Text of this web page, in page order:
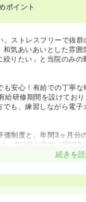
ポイント
ストレスフリーで抜
和気あいあいとした雰
絞りたい」と当院のみ
安心！有給での丁寧
給研修期間を設けてお
でも、練習しながら電
価制度と、年間3ヶ月分
、年2回の賞与（実績3
資格手当や勤務手当も
ンオフを充実させる
続きを